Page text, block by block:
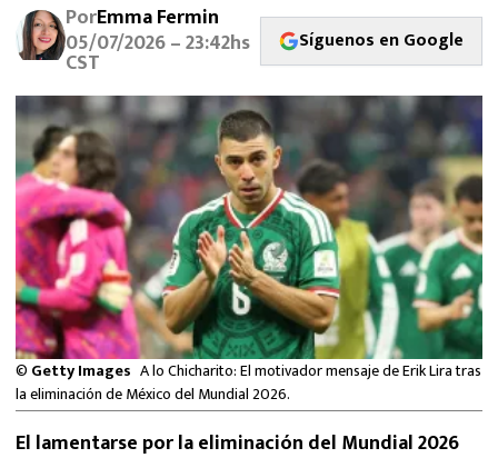
MEXICANOS EN EL EXTRANJERO
FUTBOL ESTUFA
FÓRMULA 1
BOXEO
LIGA MX
NFL
PorEmma Fermin
05/07/2026 – 23:42hs
CST
Síguenos en Google
© Getty Images A lo Chicharito: El motivador mensaje de Erik Lira tras
la eliminación de México del Mundial 2026.
El lamentarse por la eliminación del Mundial 2026